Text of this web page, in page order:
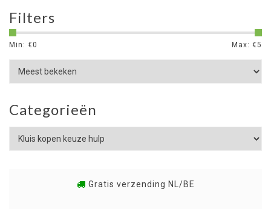
Filters
Min: €0 Max: €5
Categorieën
Gratis verzending NL/BE